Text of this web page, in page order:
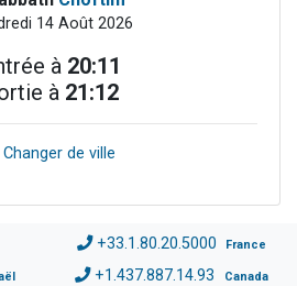
14 Août 2026
à 20:11
à 21:12
de ville
+33.1.80.20.5000 France
+1.437.887.14.93 Canada